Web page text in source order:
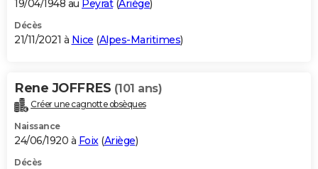
19/04/1948 au Peyrat(Ariège)
Décès
21/11/2021 à Nice (Alpes-Maritimes)
Rene JOFFRES (101 ans)
Créer une cagnotte obsèques
Naissance
24/06/1920 à Foix(Ariège)
Décès